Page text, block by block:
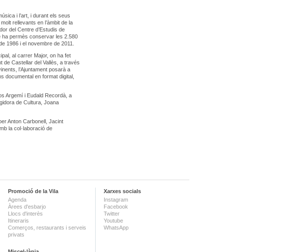
i l’art, i durant els seus
rellevants en l’àmbit de la
del Centre d’Estudis de
ha permès conservar les 2.580
1986 i el novembre de 2011.
al carrer Major, on ha fet
de Castellar del Vallès, a través
l’Ajuntament posarà a
documental en format digital,
Argemí i Eudald Recordà, a
de Cultura, Joana
Anton Carbonell, Jacint
la col·laboració de
Promoció de la Vila
Agenda
Àrees d'esbarjo
Llocs d'interès
Itineraris
Comerços, restaurants i serveis
privats
Xarxes socials
Instagram
Facebook
Twitter
Youtube
WhatsApp